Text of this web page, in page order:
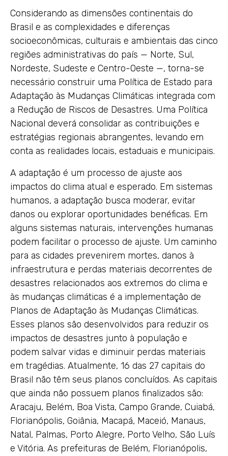
Considerando as dimensões continentais do
Brasil e as complexidades e diferenças
socioeconômicas, culturais e ambientais das cinco
regiões administrativas do país — Norte, Sul,
Nordeste, Sudeste e Centro-Oeste —, torna-se
necessário construir uma Política de Estado para
Adaptação às Mudanças Climáticas integrada com
a Redução de Riscos de Desastres. Uma Política
Nacional deverá consolidar as contribuições e
estratégias regionais abrangentes, levando em
conta as realidades locais, estaduais e municipais.
A adaptação é um processo de ajuste aos
impactos do clima atual e esperado. Em sistemas
humanos, a adaptação busca moderar, evitar
danos ou explorar oportunidades benéficas. Em
alguns sistemas naturais, intervenções humanas
podem facilitar o processo de ajuste. Um caminho
para as cidades prevenirem mortes, danos à
infraestrutura e perdas materiais decorrentes de
desastres relacionados aos extremos do clima e
às mudanças climáticas é a implementação de
Planos de Adaptação às Mudanças Climáticas.
Esses planos são desenvolvidos para reduzir os
impactos de desastres junto à população e
podem salvar vidas e diminuir perdas materiais
em tragédias. Atualmente, 16 das 27 capitais do
Brasil não têm seus planos concluídos. As capitais
que ainda não possuem planos finalizados são:
Aracaju, Belém, Boa Vista, Campo Grande, Cuiabá,
Florianópolis, Goiânia, Macapá, Maceió, Manaus,
Natal, Palmas, Porto Alegre, Porto Velho, São Luís
e Vitória. As prefeituras de Belém, Florianópolis,